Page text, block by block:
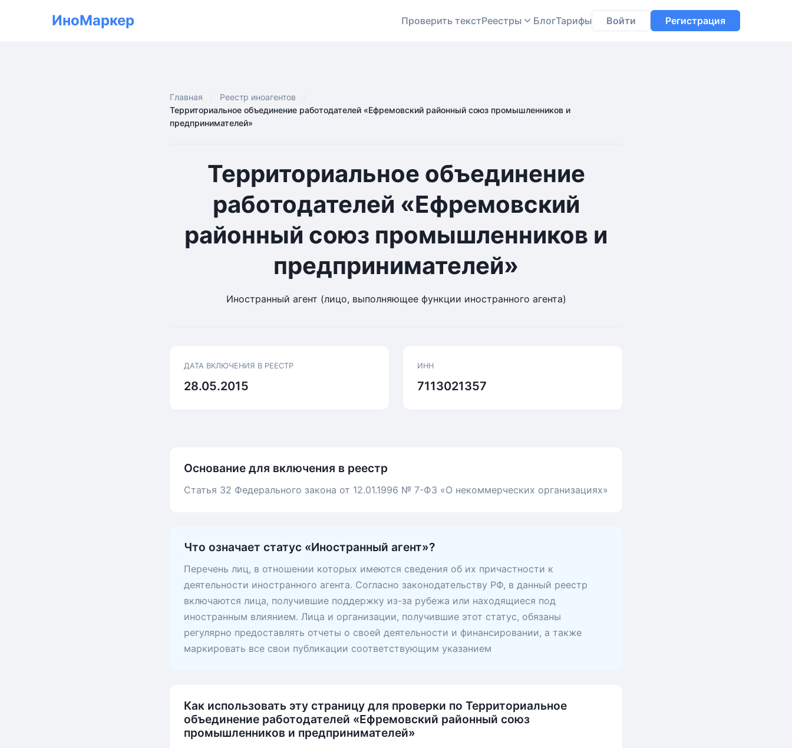
ИноМаркер Проверить текстРеестры БлогТарифы Войти Регистрация
Главная
Реестр иноагентов
Территориальное объединение работодателей «Ефремовский районный союз промышленников и
предпринимателей»
Территориальное объединение
работодателей «Ефремовский
районный союз промышленников и
предпринимателей»
Иностранный агент (лицо, выполняющее функции иностранного агента)
ДАТА ВКЛЮЧЕНИЯ В РЕЕСТР
28.05.2015
ИНН
7113021357
Основание для включения в реестр
Статья 32 Федерального закона от 12.01.1996 № 7-ФЗ «О некоммерческих организациях»
Что означает статус «Иностранный агент»?
Перечень лиц, в отношении которых имеются сведения об их причастности к
деятельности иностранного агента. Согласно законодательству РФ, в данный реестр
включаются лица, получившие поддержку из-за рубежа или находящиеся под
иностранным влиянием. Лица и организации, получившие этот статус, обязаны
регулярно предоставлять отчеты о своей деятельности и финансировании, а также
маркировать все свои публикации соответствующим указанием
Как использовать эту страницу для проверки по Территориальное
объединение работодателей «Ефремовский районный союз
промышленников и предпринимателей»